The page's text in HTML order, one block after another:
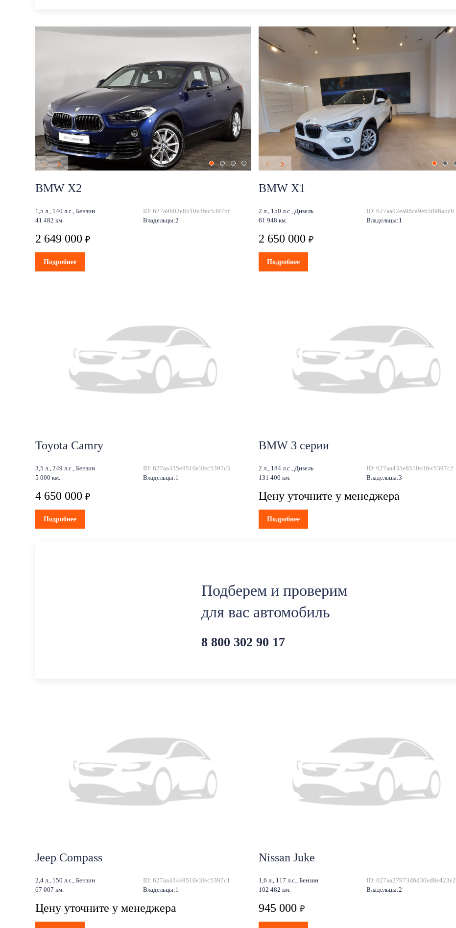
BMW X2
1,5 л., 140 л.с., Бензин
ID: 627a9b03e8510e3fec5397bf
41 482 км.
Владельцы:2
2 649 000 ₽
Подробнее
BMW X1
2 л., 150 л.с., Дизель
ID: 627aa02ea98ca9e65896a5c0
61 948 км.
Владельцы:1
2 650 000 ₽
Подробнее
Toyota Camry
3,5 л., 249 л.с., Бензин
ID: 627aa435e8510e3fec5397c3
5 000 км.
Владельцы:1
4 650 000 ₽
Подробнее
BMW 3 серии
2 л., 184 л.с., Дизель
ID: 627aa435e8510e3fec5397c2
131 400 км.
Владельцы:3
Цену уточните у менеджера
Подробнее
Подберем и проверим
для вас автомобиль
8 800 302 90 17
Jeep Compass
2,4 л., 150 л.с., Бензин
ID: 627aa434e8510e3fec5397c1
67 007 км.
Владельцы:1
Цену уточните у менеджера
Nissan Juke
1,6 л., 117 л.с., Бензин
ID: 627aa27973d6d30ed8e423e2
102 482 км.
Владельцы:2
945 000 ₽